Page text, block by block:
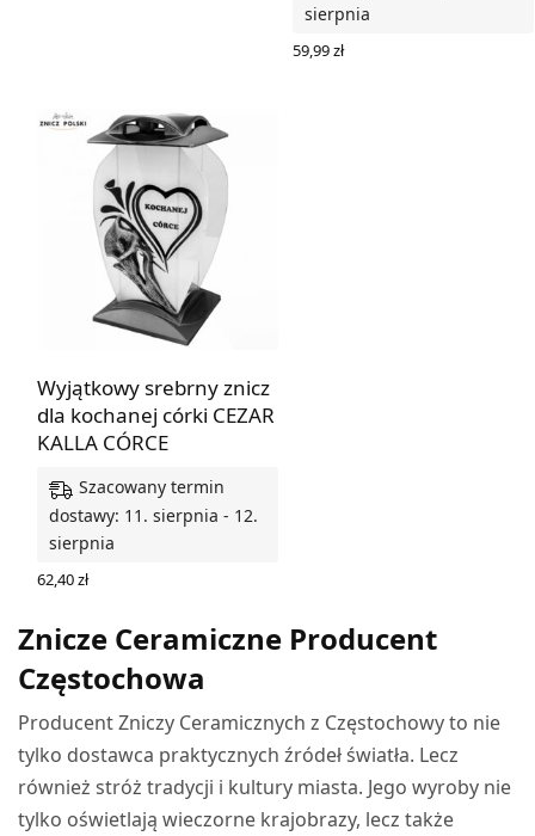
sierpnia
59,99zł
Wyjątkowy srebrny znicz
dla kochanej córki CEZAR
KALLA CÓRCE
Szacowany termin
dostawy: 11. sierpnia - 12.
sierpnia
62,40zł
Znicze Ceramiczne Producent
Częstochowa
Producent Zniczy Ceramicznych z Częstochowy to nie
tylko dostawca praktycznych źródeł światła. Lecz
również stróż tradycji i kultury miasta. Jego wyroby nie
tylko oświetlają wieczorne krajobrazy, lecz także